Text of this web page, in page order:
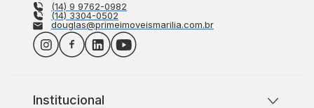
(14) 9 9762-0982
(14) 3304-0502
douglas@primeimoveismarilia.com.br
Institucional